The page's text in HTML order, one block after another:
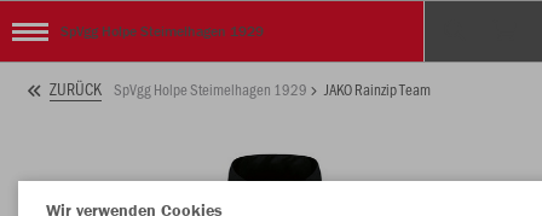
SpVgg Holpe Steimelhagen 1929
ZURÜCK SpVgg Holpe Steimelhagen 1929 JAKO Rainzip Team
Wir verwenden Cookies